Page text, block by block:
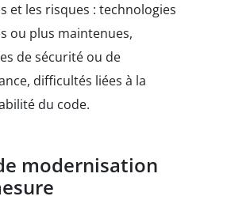
et les risques : technologies
ou plus maintenues,
de sécurité ou de
difficultés liées à la
du code.
modernisation